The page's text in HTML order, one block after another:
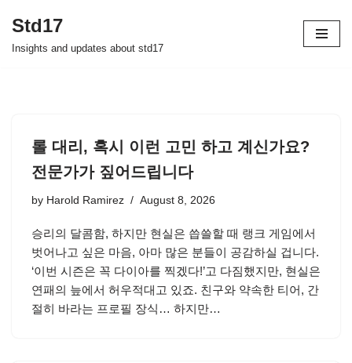
Skip
Std17
Insights and updates about std17
롤 대리, 혹시 이런 고민 하고 계신가요?
전문가가 짚어드립니다
by Harold Ramirez August 8, 2026
승리의 달콤함, 하지만 현실은 씁쓸할 때 랭크 게임에서
벗어나고 싶은 마음, 아마 많은 분들이 공감하실 겁니다.
‘이번 시즌은 꼭 다이아를 찍겠다!’고 다짐했지만, 현실은
연패의 늪에서 허우적대고 있죠. 친구와 약속한 티어, 간
절히 바라는 프로필 장식… 하지만…